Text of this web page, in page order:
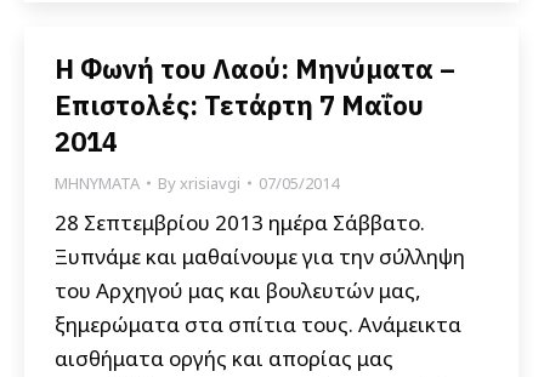
Η Φωνή του Λαού: Μηνύματα –
Επιστολές: Τετάρτη 7 Μαΐου
2014
ΜΗΝΥΜΑΤΑ Byxrisiavgi 07/05/2014
28 Σεπτεμβρίου 2013 ημέρα Σάββατο.
Ξυπνάμε και μαθαίνουμε για την σύλληψη
του Αρχηγού μας και βουλευτών μας,
ξημερώματα στα σπίτια τους. Ανάμεικτα
αισθήματα οργής και απορίας μας